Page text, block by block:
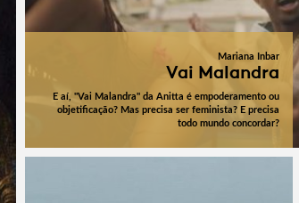
Mariana Inbar
Vai Malandra
E aí, "Vai Malandra" da Anitta é empoderamento ou
objetificação? Mas precisa ser feminista? E precisa
todo mundo concordar?